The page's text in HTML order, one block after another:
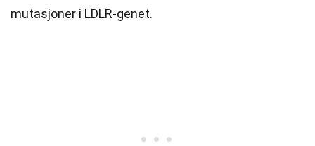
mutasjoner i LDLR-genet.